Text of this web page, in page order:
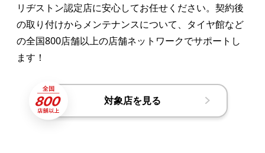
リヂストン認定店に安心してお任せください。契約後
の取り付けからメンテナンスについて、タイヤ館など
の全国800店舗以上の店舗ネットワークでサポートし
ます！
対象店を見る